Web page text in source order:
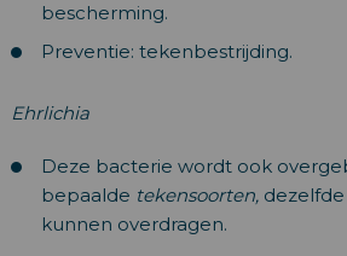
bescherming.
Preventie: tekenbestrijding.
Ehrlichia
Deze bacterie wordt ook
bepaalde tekensoorten,
kunnen overdragen.